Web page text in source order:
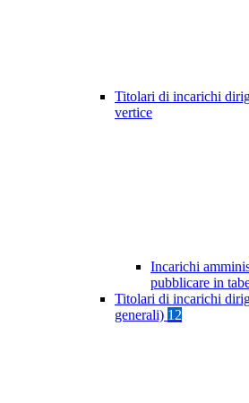
Titolari di incarichi
vertice
Incarichi
pubblicare in
Titolari di incarichi
generali) 12